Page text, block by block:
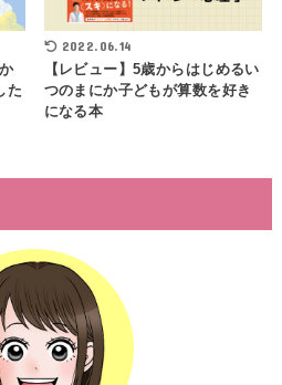
た
2022.06.14
【レビュー】5歳からはじめるい
つのまにか子どもが算数を好き
になる本